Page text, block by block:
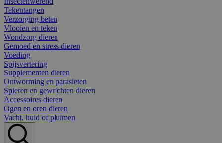
Tekentangen
Verzorging beten
Vlooien en teken
Wondzorg dieren
Gemoed en stress dieren
Voeding
Spijsvertering
Supplementen dieren
Ontworming en parasieten
Spieren en gewrichten dieren
Accessoires dieren
Ogen en oren dieren
Vacht, huid of pluimen